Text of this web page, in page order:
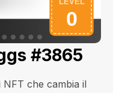
#3865
che cambia il